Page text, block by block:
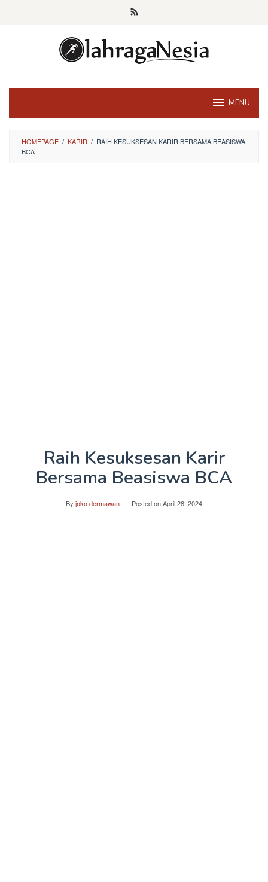
MENU
HOMEPAGE / KARIR / RAIH KESUKSESAN KARIR BERSAMA BEASISWA
BCA
Raih Kesuksesan Karir
Bersama Beasiswa BCA
By joko dermawan Posted onApril 28, 2024